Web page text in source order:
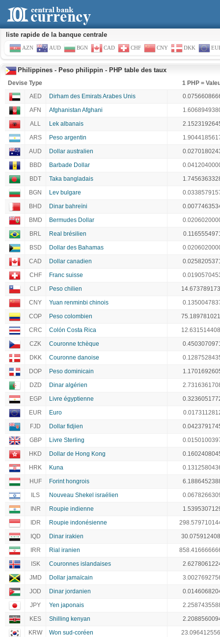
liste rapide de la banque centrale
AZN AUD BGN CAD CHF CNY DKK
Philippines - Peso philippin - PHP table des taux
Devise Type
1 PHP =
AED
Dirham des Emirats Arabes Unis
AFN
Afghanistan Afghani
ALL
Lek albanais
ARS
Peso argentin
AUD
Dollar australien
BBD
Barbade Dollar
BDT
Taka bangladais
BGN
Lev bulgare
BHD
Dinar bahreïni
BMD
Bermudes Dollar
BRL
Real brésilien
BSD
Dollar des Bahamas
CAD
Dollar canadien
CHF
Franc suisse
CLP
Peso chilien
CNY
Yuan renminbi chinois
COP
Peso colombien
CRC
Colón Costa Rica
CZK
Couronne tchèque
DKK
Couronne danoise
DOP
Peso dominicain
DZD
Dinar algérien
EGP
Livre égyptienne
EUR
Euro
FJD
Dollar fidjien
GBP
Livre Sterling
HKD
Dollar de Hong Kong
HRK
Kuna
HUF
Forint hongrois
ILS
Nouveau Shekel israélien
INR
Roupie indienne
IDR
Roupie indonésienne
IQD
Dinar irakien
IRR
Rial iranien
ISK
Couronnes islandaises
JMD
Dollar jamaïcain
JOD
Dinar jordanien
JPY
Yen japonais
KES
Shilling kenyan
KRW
Won sud-coréen